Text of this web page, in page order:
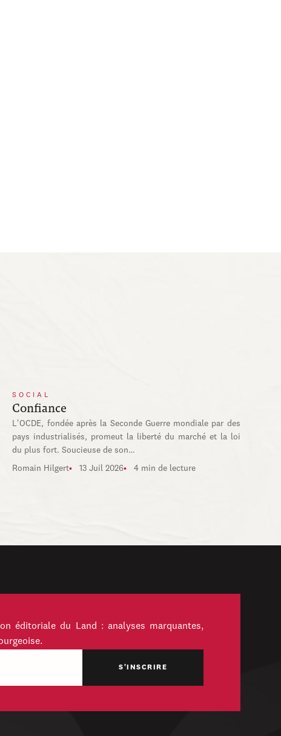
SOCIAL
Confiance
L'OCDE, fondée après la Seconde Guerre mondiale par des
pays industrialisés, promeut la liberté du marché et la loi
du plus fort. Soucieuse de son…
Romain Hilgert 13 Juil 2026 4 min de lecture
éditoriale du Land : analyses marquantes,